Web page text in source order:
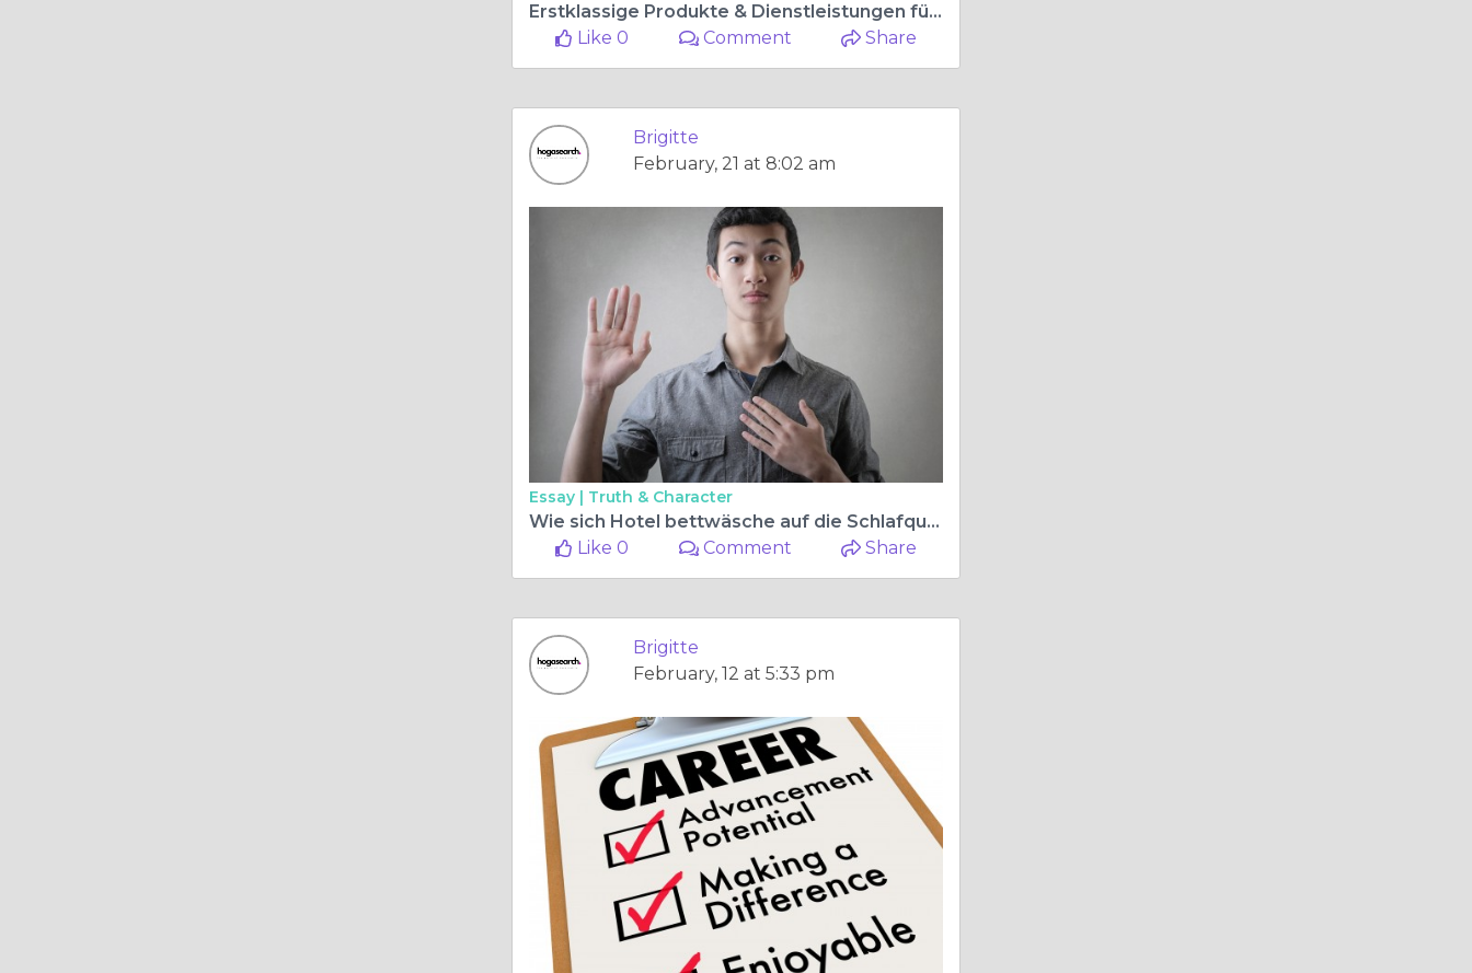
Erstklassige Produkte & Dienstleistungen für das Gastgewerbe in Deutschland - Hogasearch
Like 0
Comment Share
Brigitte
February, 21 at 8:02 am
Essay | Truth & Character
Wie sich Hotel bettwäsche auf die Schlafqualität und den Komfort der Gäste auswirkt
Like 0
Comment Share
Brigitte
February, 12 at 5:33 pm